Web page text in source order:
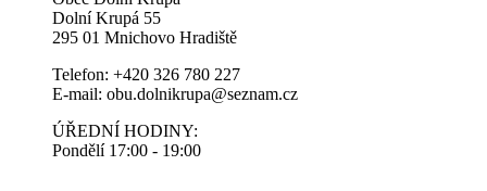
Dolní Krupá 55
295 01 Mnichovo Hradiště
Telefon: +420 326 780 227
E-mail: obu.dolnikrupa@seznam.cz
ÚŘEDNÍ HODINY:
Pondělí 17:00 - 19:00